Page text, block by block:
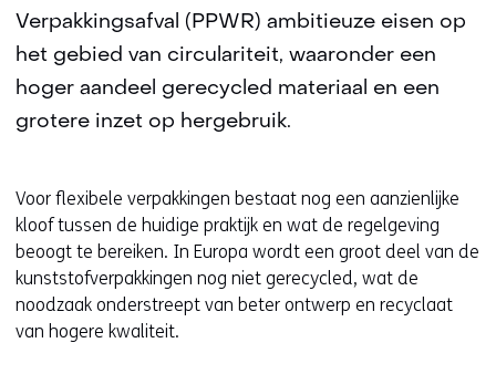
Verpakkingsafval (PPWR) ambitieuze eisen op
het gebied van circulariteit, waaronder een
hoger aandeel gerecycled materiaal en een
grotere inzet op hergebruik.
Voor flexibele verpakkingen bestaat nog een aanzienlijke
kloof tussen de huidige praktijk en wat de regelgeving
beoogt te bereiken. In Europa wordt een groot deel van de
kunststofverpakkingen nog niet gerecycled, wat de
noodzaak onderstreept van beter ontwerp en recyclaat
van hogere kwaliteit.